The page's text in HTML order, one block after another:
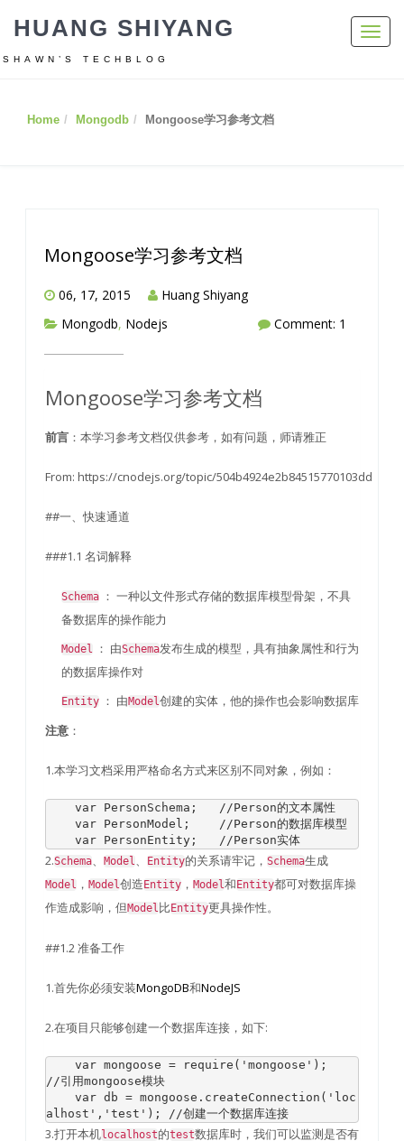
HUANG SHIYANG
SHAWN’S TECHBLOG
Home Mongodb Mongoose学习参考文档
Mongoose学习参考文档
06, 17, 2015
Huang Shiyang
Mongodb, Nodejs Comment: 1
Mongoose学习参考文档
前言 ：本学习参考文档仅供参考，如有问题，师请雅正
From: https://cnodejs.org/topic/504b4924e2b84515770103dd
##一、快速通道
###1.1 名词解释
Schema ： 一种以文件形式存储的数据库模型骨架，不具
备数据库的操作能力
Model ： 由Schema发布生成的模型，具有抽象属性和行为
的数据库操作对
Entity ： 由Model创建的实体，他的操作也会影响数据库
注意 ：
1.本学习文档采用严格命名方式来区别不同对象，例如：
var PersonSchema ;
//Person的文本属性
var PersonModel ;
//Person的数据库模型
var PersonEntity ; //Person实体
2.Schema、 Model、 Entity的关系请牢记， Schema生成
Model ， Model创造 Entity ， Model和 Entity都可对数据库操
作造成影响，但Model比Entity更具操作性。
##1.2 准备工作
1.首先你必须安装MongoDB和NodeJS
2.在项目只能够创建一个数据库连接，如下:
var mongoose = require ( 'mongoose' );
//引用mongoose模块
var db = mongoose . createConnection ( 'loc
alhost' , 'test' ); //创建一个数据库连接
3.打开本机localhost的test数据库时，我们可以监测是否有